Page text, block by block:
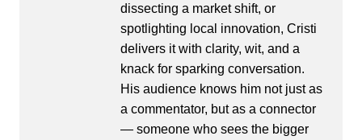
dissecting a market shift, or
spotlighting local innovation, Cristi
delivers it with clarity, wit, and a
knack for sparking conversation.
His audience knows him not just as
a commentator, but as a connector
— someone who sees the bigger